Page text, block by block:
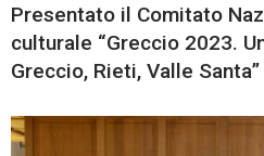
Presentato il Comitato
culturale “Greccio 2023.
Greccio, Rieti, Valle Santa”